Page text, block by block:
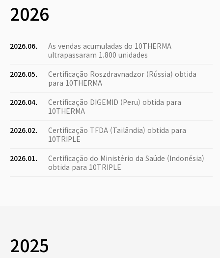
2026
2026.06.
As vendas acumuladas do 10THERMA
ultrapassaram 1.800 unidades
2026.05.
Certificação Roszdravnadzor (Rússia) obtida
para 10THERMA
2026.04.
Certificação DIGEMID (Peru) obtida para
10THERMA
2026.02.
Certificação TFDA (Tailândia) obtida para
10TRIPLE
2026.01.
Certificação do Ministério da Saúde (Indonésia)
obtida para 10TRIPLE
2025